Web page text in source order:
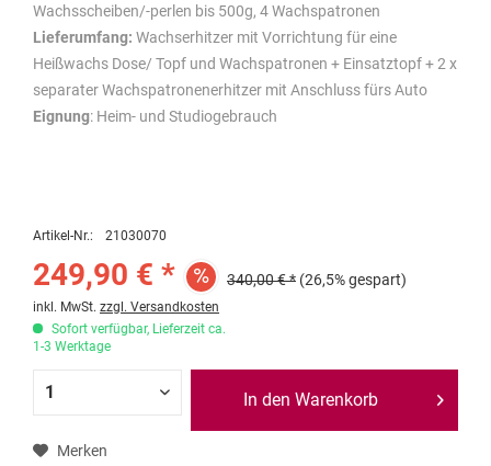
Wachsscheiben/-perlen bis 500g, 4 Wachspatronen
Lieferumfang: Wachserhitzer mit Vorrichtung für eine
Heißwachs Dose/ Topf und Wachspatronen + Einsatztopf + 2 x
separater Wachspatronenerhitzer mit Anschluss fürs Auto
Eignung: Heim- und Studiogebrauch
Artikel-Nr.: 21030070
249,90 € * 340,00 € * (26,5% gespart)
inkl. MwSt. zzgl. Versandkosten
Sofort verfügbar, Lieferzeit ca.
1-3 Werktage
In den Warenkorb
Merken